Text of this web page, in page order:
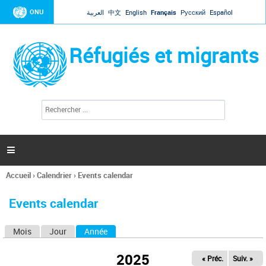
Jump to navigation
ONU العربية 中文 English Français Русский Español
Réfugiés et migrants
l
c
h
e

Vous
ici
Accueil›Calendrier› Events calendar
Events calendar
Mois Jour Année
2025 « Préc. Suiv. »